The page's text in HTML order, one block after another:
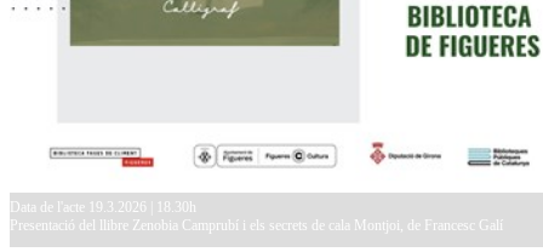
Data de l'acte 19.3.2026 | 18.30h
Presentació del llibre Zenobia Camprubí i els secrets de cala Montjoi, de Francesc Galí